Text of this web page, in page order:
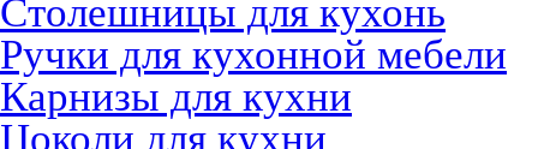
Столешницы для кухонь
Ручки для кухонной мебели
Карнизы для кухни
Цоколи для кухни